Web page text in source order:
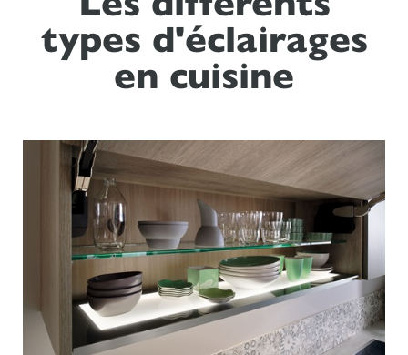
types d'éclairages
en cuisine